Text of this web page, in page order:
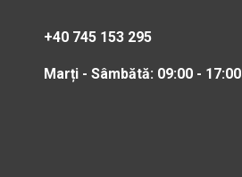
+40 745 153 295
Marți - Sâmbătă: 09:00 - 17:00